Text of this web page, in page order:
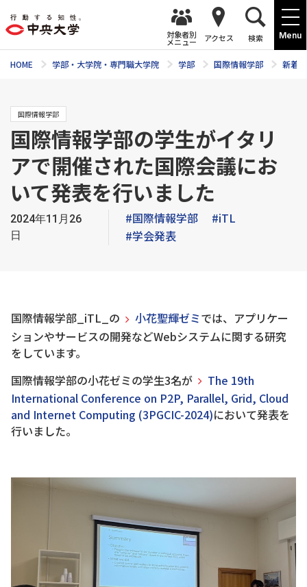
Menu
対象者別
メニュー アクセス 検索
HOME 学部・大学院・専門職大学院 学部 国際情報学部 新着
国際情報学部
国際情報学部の学生がイタリ
アで開催された国際会議にお
いて発表を行いました
2024年11月26
日
#国際情報学部
#iTL
#学会発表
国際情報学部_iTL_の 小花聖輝ゼミでは、アプリケー
ションやサービスの開発などWebシステムに関する研究
をしています。
国際情報学部の小花ゼミの学生3名が
The 19th
International Conference on P2P, Parallel, Grid, Cloud
and Internet Computing (3PGCIC-2024)において発表を
行いました。